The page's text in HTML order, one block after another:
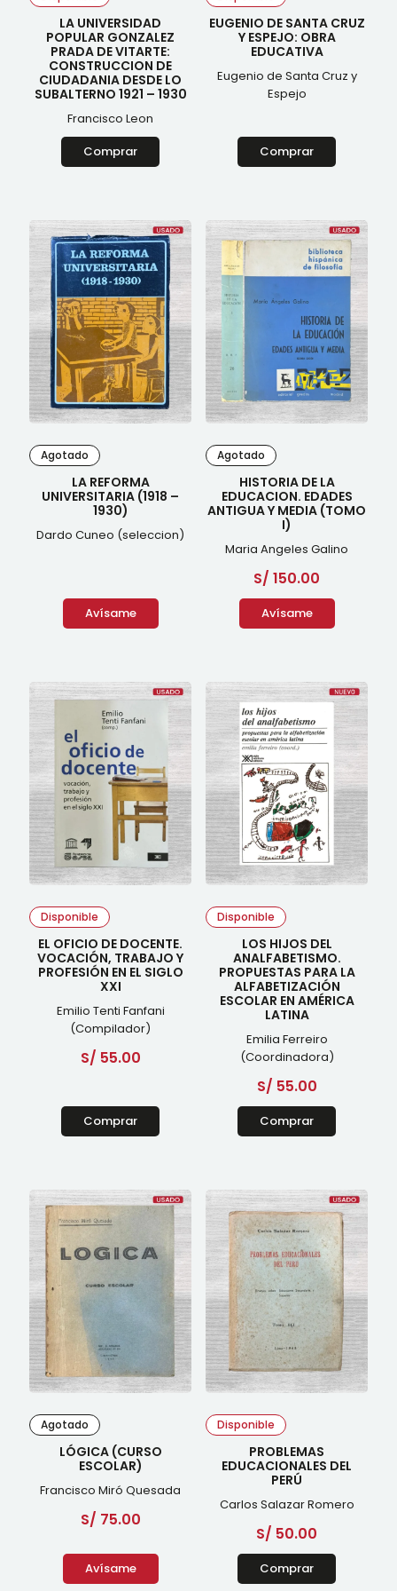
LA UNIVERSIDAD
POPULAR GONZALEZ
PRADA DE VITARTE:
CONSTRUCCION DE
CIUDADANIA DESDE LO
SUBALTERNO 1921 – 1930
Francisco Leon
Comprar
EUGENIO DE SANTA CRUZ
Y ESPEJO: OBRA
EDUCATIVA
Eugenio de Santa Cruz y
Espejo
Comprar
Agotado
LA REFORMA
UNIVERSITARIA (1918 –
1930)
Dardo Cuneo (seleccion)
Avísame
Agotado
HISTORIA DE LA
EDUCACION. EDADES
ANTIGUA Y MEDIA (TOMO
I)
Maria Angeles Galino
S/ 150.00
Avísame
Disponible
EL OFICIO DE DOCENTE.
VOCACIÓN, TRABAJO Y
PROFESIÓN EN EL SIGLO
XXI
Emilio Tenti Fanfani
(Compilador)
S/ 55.00
Comprar
Disponible
LOS HIJOS DEL
ANALFABETISMO.
PROPUESTAS PARA LA
ALFABETIZACIÓN
ESCOLAR EN AMÉRICA
LATINA
Emilia Ferreiro
(Coordinadora)
S/ 55.00
Comprar
Agotado
LÓGICA (CURSO
ESCOLAR)
Francisco Miró Quesada
S/ 75.00
Avísame
Disponible
PROBLEMAS
EDUCACIONALES DEL
PERÚ
Carlos Salazar Romero
S/ 50.00
Comprar